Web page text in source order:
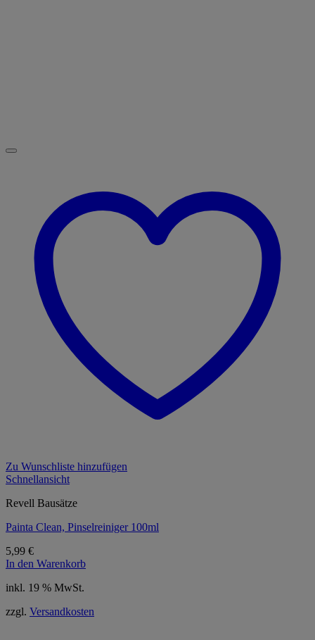
Zu Wunschliste hinzufügen
Schnellansicht
Revell Bausätze
Painta Clean, Pinselreiniger 100ml
5,99 €
In den Warenkorb
inkl. 19 % MwSt.
zzgl. Versandkosten